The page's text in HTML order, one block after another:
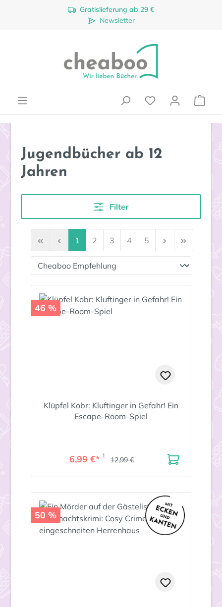
Zum Hauptinhalt springenGratislieferung ab 29 €
Newsletter
Jugendbücher ab 12
Jahren
Filter
Seite
1 Seite
2 Seite
3 Seite
4 Seite
5
46 %
Klüpfel Kobr: Kluftinger in Gefahr! Ein
Escape-Room-Spiel
6,99 €* 1 12,99 €
50 %